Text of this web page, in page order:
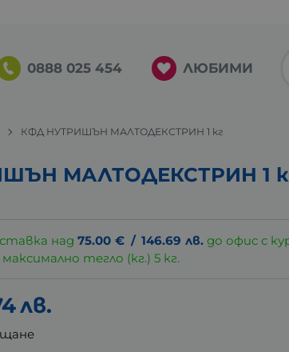
0888 025 454 ЛЮБИМИ
КФД НУТРИШЪН МАЛТОДЕКСТРИН 1 кг
МАЛТОДЕКСТРИН 1
над75.00 € / 146.69 лв. до офис с
тегло (кг.) 5 кг.
лв.